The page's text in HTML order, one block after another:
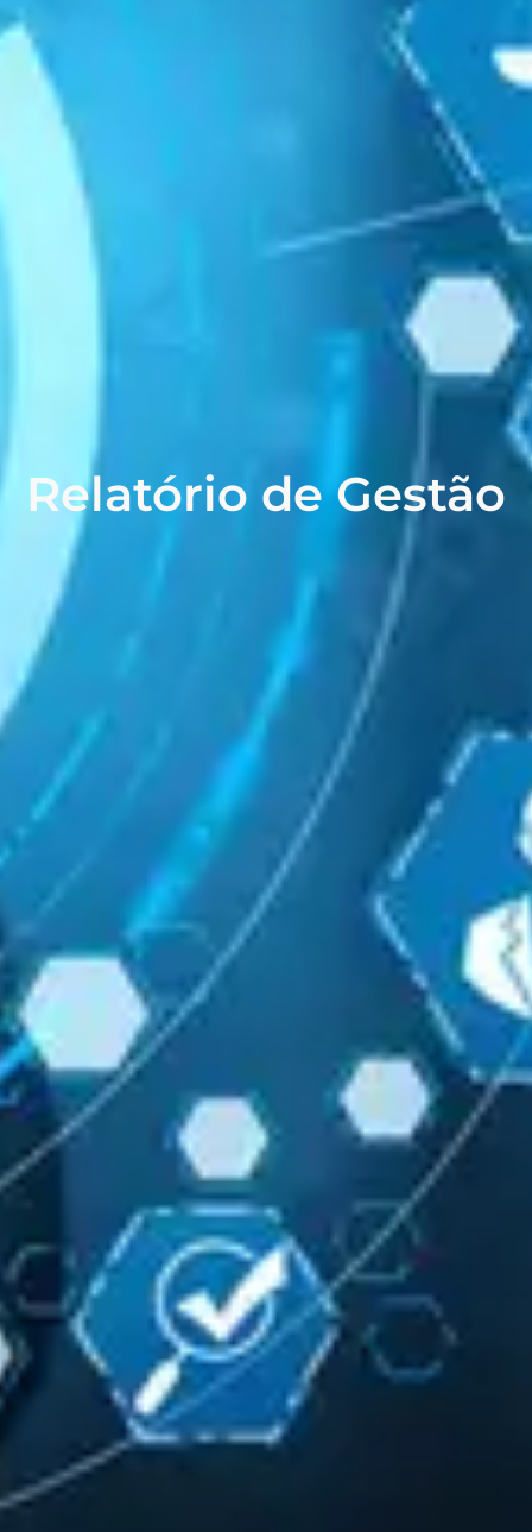
Relatório de Gestão